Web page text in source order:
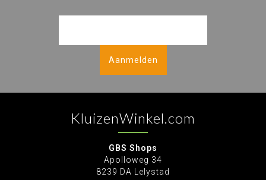
Aanmelden
KluizenWinkel.com
GBS Shops
Apolloweg 34
8239 DA Lelystad